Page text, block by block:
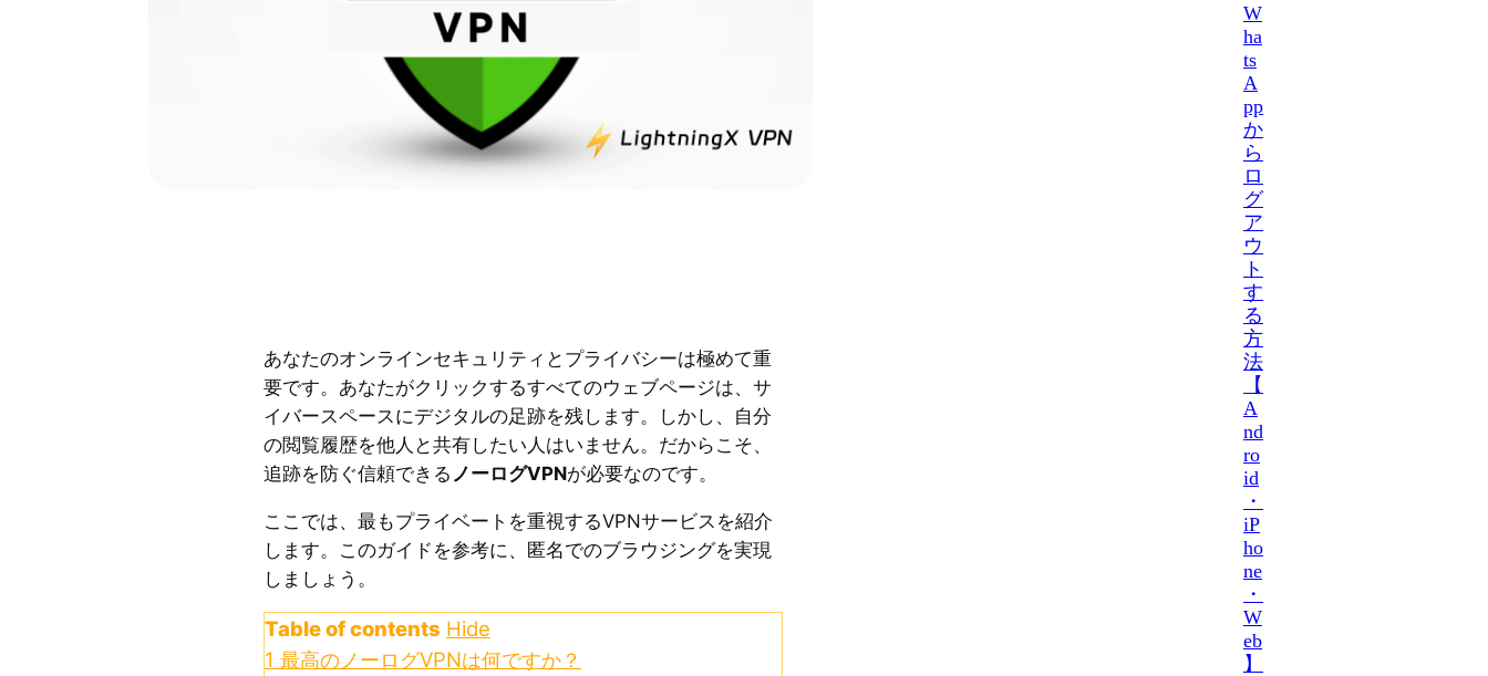
あなたのオンラインセキュリティとプライバシーは極めて重
要です。あなたがクリックするすべてのウェブページは、サ
イバースペースにデジタルの足跡を残します。しかし、自分
の閲覧履歴を他人と共有したい人はいません。だからこそ、
追跡を防ぐ信頼できる ノーログVPNが必要なのです。
ここでは、最もプライベートを重視するVPNサービスを紹介
します。このガイドを参考に、匿名でのブラウジングを実現
しましょう。
Table of contents Hide
1 最高のノーログVPNは何ですか？
W
ha
ts
A
pp
か
ら
ロ
グ
ア
ウ
ト
す
る
方
法
【
A
nd
ro
id
・
iP
ho
ne
・
W
eb
】